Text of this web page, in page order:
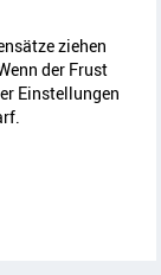
ziehen
der Frust
Einstellungen